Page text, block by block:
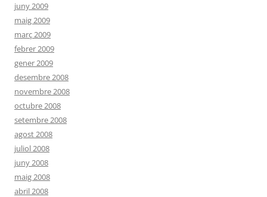
juny 2009
maig 2009
març 2009
febrer 2009
gener 2009
desembre 2008
novembre 2008
octubre 2008
setembre 2008
agost 2008
juliol 2008
juny 2008
maig 2008
abril 2008